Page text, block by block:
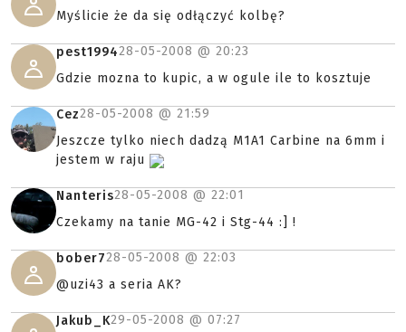
Myślicie że da się odłączyć kolbę?
pest199428-05-2008 @ 20:23
Gdzie mozna to kupic, a w ogule ile to kosztuje
Cez28-05-2008 @ 21:59
Jeszcze tylko niech dadzą M1A1 Carbine na 6mm i
jestem w raju
Nanteris28-05-2008 @ 22:01
Czekamy na tanie MG-42 i Stg-44 :] !
bober728-05-2008 @ 22:03
@uzi43 a seria AK?
Jakub_K29-05-2008 @ 07:27